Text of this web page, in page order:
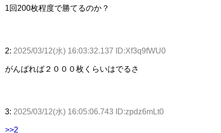
1回200枚程度で勝てるのか？
2: 2025/03/12(水) 16:03:32.137 ID:Xf3q9fWU0
がんばれば２０００枚くらいはでるさ
3: 2025/03/12(水) 16:05:06.743 ID:zpdz6mLt0
>>2